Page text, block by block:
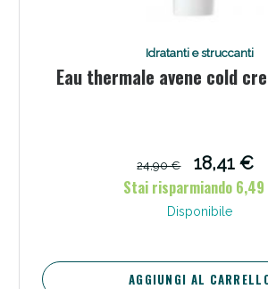
Idratanti e struccanti
Eau thermale avene cold
24,90 €
18,41 €
Stai risparmiando
Disponibile
AGGIUNGI AL